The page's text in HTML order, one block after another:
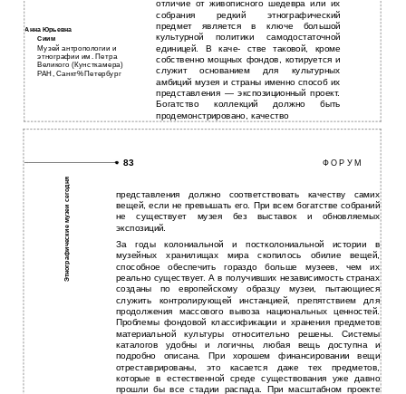
Анна Юрьевна
Сиим
Музей антропологии и
этнографии им. Петра
Великого (Кунсткамера)
РАН, Санкт%Петербург
отличие от живописного шедевра или их
собрания редкий этнографический
предмет является в ключе большой
культурной политики самодостаточной
единицей. В каче- стве таковой, кроме
собственно мощных фондов, котируется и
служит основанием для культурных
амбиций музея и страны именно способ их
представления — экспозиционный проект.
Богатство коллекций должно быть
продемонстрировано, качество
Этнографические музеи сегодня
83 Ф О Р У М
представления должно соответствовать качеству самих
вещей, если не превышать его. При всем богатстве собраний
не существует музея без выставок и обновляемых
экспозиций.
За годы колониальной и постколониальной истории в
музейных хранилищах мира скопилось обилие вещей,
способное обеспечить гораздо больше музеев, чем их
реально существует. А в получивших независимость странах
созданы по европейскому образцу музеи, пытающиеся
служить контролирующей инстанцией, препятствием для
продолжения массового вывоза национальных ценностей.
Проблемы фондовой классификации и хранения предметов
материальной культуры относительно решены. Системы
каталогов удобны и логичны, любая вещь доступна и
подробно описана. При хорошем финансировании вещи
отреставрированы, это касается даже тех предметов,
которые в естественной среде существования уже давно
прошли бы все стадии распада. При масштабном проекте